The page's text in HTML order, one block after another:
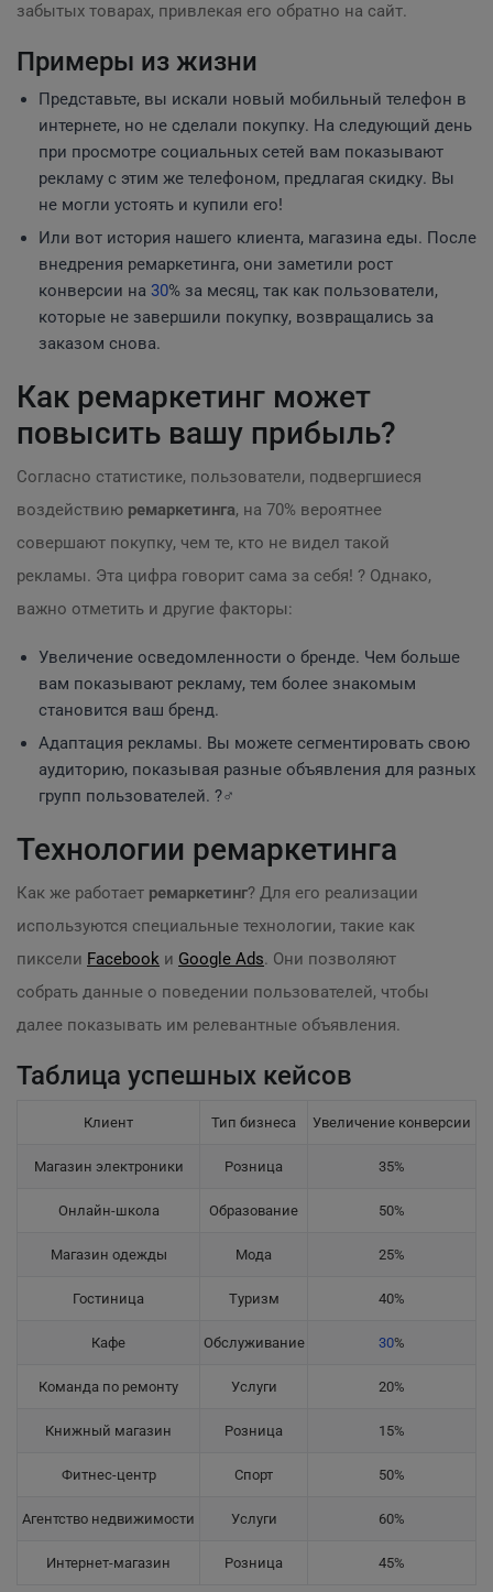
забытых товарах, привлекая его обратно на сайт.
Примеры из жизни
Представьте, вы искали новый мобильный телефон в
интернете, но не сделали покупку. На следующий день
при просмотре социальных сетей вам показывают
рекламу с этим же телефоном, предлагая скидку. Вы
не могли устоять и купили его!
Или вот история нашего клиента, магазина еды. После
внедрения ремаркетинга, они заметили рост
конверсии на 30% за месяц, так как пользователи,
которые не завершили покупку, возвращались за
заказом снова.
Как ремаркетинг может
повысить вашу прибыль?
Согласно статистике, пользователи, подвергшиеся
воздействию ремаркетинга, на 70% вероятнее
совершают покупку, чем те, кто не видел такой
рекламы. Эта цифра говорит сама за себя! ? Однако,
важно отметить и другие факторы:
Увеличение осведомленности о бренде. Чем больше
вам показывают рекламу, тем более знакомым
становится ваш бренд.
Адаптация рекламы. Вы можете сегментировать свою
аудиторию, показывая разные объявления для разных
групп пользователей. ?️‍♂️
Технологии ремаркетинга
Как же работает ремаркетинг? Для его реализации
используются специальные технологии, такие как
пиксели Facebook и Google Ads. Они позволяют
собрать данные о поведении пользователей, чтобы
далее показывать им релевантные объявления.
Таблица успешных кейсов
Клиент Тип бизнеса Увеличение конверсии
Магазин электроники Розница 35%
Онлайн-школа Образование 50%
Магазин одежды Мода 25%
Гостиница Туризм 40%
Кафе Обслуживание 30%
Команда по ремонту Услуги 20%
Книжный магазин Розница 15%
Фитнес-центр Спорт 50%
Агентство недвижимости Услуги 60%
Интернет-магазин Розница 45%